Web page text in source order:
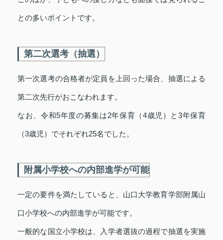
との多いポイントです。
第二次選考（抽選）
第一次選考の合格者が定員を上回った場合、抽選による
第二次先行がおこなわれます。
なお、令和5年度の募集は2年保育（4歳児）と3年保育
（3歳児）でそれぞれ25名でした。
附属小学校への内部進学が可能
一定の要件を満たしていると、山口大学教育学部附属山
口小学校への内部進学が可能です。
一般的な国立小学校は、入学者選抜の過程で抽選を実施